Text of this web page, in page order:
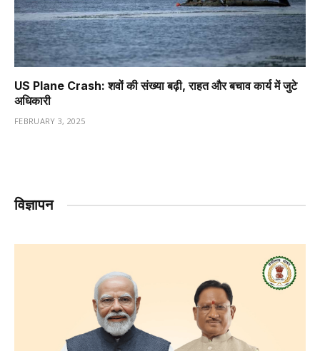
US Plane Crash: शवों की संख्या बढ़ी, राहत और बचाव कार्य में जुटे
अधिकारी
FEBRUARY 3, 2025
विज्ञापन